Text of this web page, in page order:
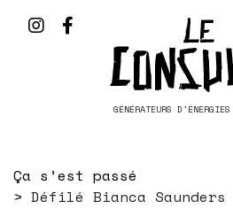
GÉNÉRATEURS
Ça s’est passé
Défilé Bianca Saunders